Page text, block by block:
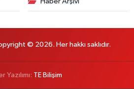
© 2026. Her hakkı saklıdır.
Yazılımı: TE Bilişim